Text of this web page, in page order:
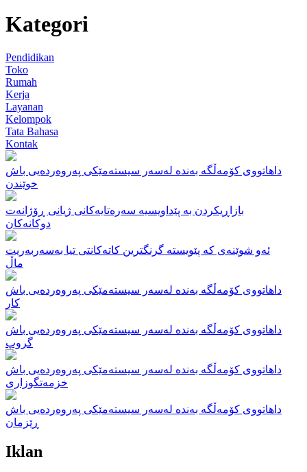
Kategori
Pendidikan
Toko
Rumah
Kerja
Layanan
Kelompok
Tata Bahasa
Kontak
داهاتووی کۆمەڵگە بەندە لەسەر سیستەمێکی پەروەردەیی باش
خوێندن
بازاڕیکردن بە پێداویسیە سەرەتایەکانی ژیانی ڕۆژانەت
دوکانەکان
ئەو شوێنەی کە پێویستە گرنگترین کاتەکانتی تیا بەسەربەریت
ماڵ
داهاتووی کۆمەڵگە بەندە لەسەر سیستەمێکی پەروەردەیی باش
کار
داهاتووی کۆمەڵگە بەندە لەسەر سیستەمێکی پەروەردەیی باش
گروپ
داهاتووی کۆمەڵگە بەندە لەسەر سیستەمێکی پەروەردەیی باش
خزمەتگوزاری
داهاتووی کۆمەڵگە بەندە لەسەر سیستەمێکی پەروەردەیی باش
ڕێزمان
Iklan